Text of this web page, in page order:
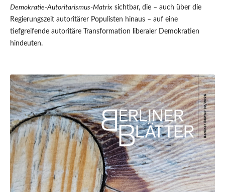
Demokratie-Autoritarismus-Matrixsichtbar, die – auch über die
Regierungszeit autoritärer Populisten hinaus – auf eine
tiefgreifende autoritäre Transformation liberaler Demokratien
hindeuten.